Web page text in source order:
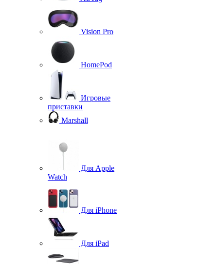
Vision Pro
HomePod
Игровые
приставки
Marshall
Для Apple
Watch
Для iPhone
Для iPad